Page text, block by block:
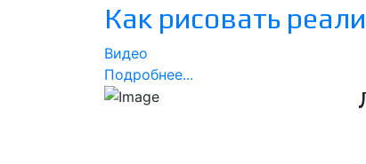
Как рисовать
Видео
Подробнее...